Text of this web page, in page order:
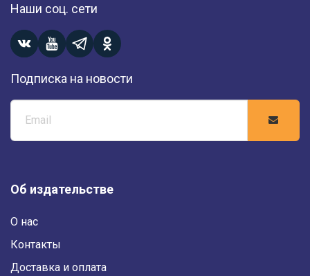
Наши соц. сети
Подписка на новости
Об издательстве
О нас
Контакты
Доставка и оплата